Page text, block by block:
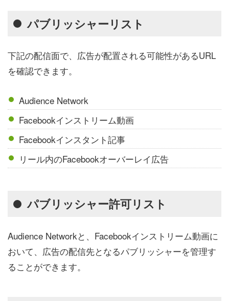
パブリッシャーリスト
下記の配信面で、広告が配置される可能性があるURL
を確認できます。
Audience Network
Facebookインストリーム動画
Facebookインスタント記事
リール内のFacebookオーバーレイ広告
パブリッシャー許可リスト
Audience Networkと、Facebookインストリーム動画に
おいて、広告の配信先となるパブリッシャーを管理す
ることができます。